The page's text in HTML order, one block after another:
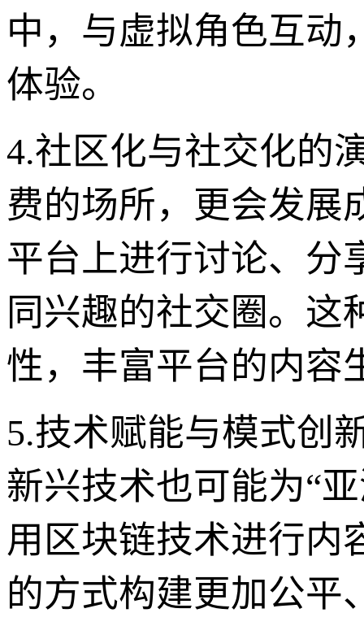
中，与虚拟角色互动
体验。
4.社区化与社交化的
费的场所，更会发展
平台上进行讨论、分
同兴趣的社交圈。
性，丰富平台的内容
5.技术赋能与模式创
新兴技术也可能为“
用区块链技术进行内
的方式构建更加公平